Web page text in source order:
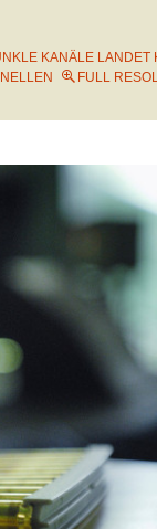
KANÄLE LANDET
FULL